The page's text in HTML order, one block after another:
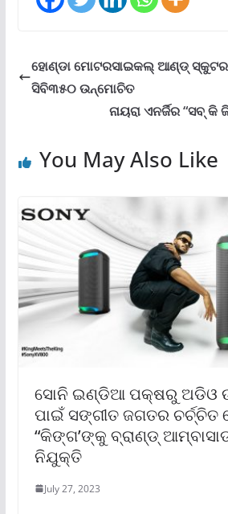
ହୋଣ୍ଡା ମୋଟରସାଇକଲ୍ ଆଣ୍ଡ୍
ସିବି୩୫୦ ଉନ୍ମୋଚିତ
ନାୟରା ଏନର୍ଜିର “ସବ୍
You May Also Like
ସୋନି ଇଣ୍ଡିଆ ପକ୍ଷରୁ ଅଡିଓ
ପାଇଁ ସଙ୍ଗୀତ ଜଗତର ଚର୍ଚ୍ଚିତ
“କିଙ୍ଗ’ଙ୍କୁ ବ୍ରାଣ୍ଡ୍
ନିଯୁକ୍ତି
July 27, 2023